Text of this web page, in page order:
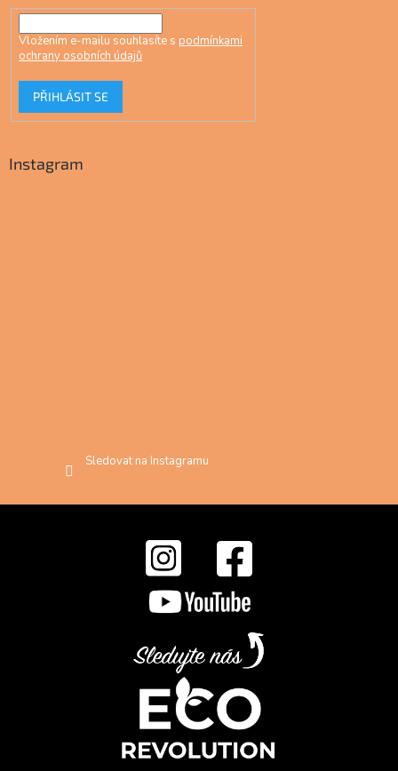
Vložením e-mailu souhlasíte s podmínkami
ochrany osobních údajů
PŘIHLÁSIT SE
Instagram
Sledovat na Instagramu